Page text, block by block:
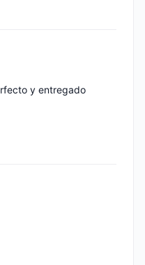
y entregado